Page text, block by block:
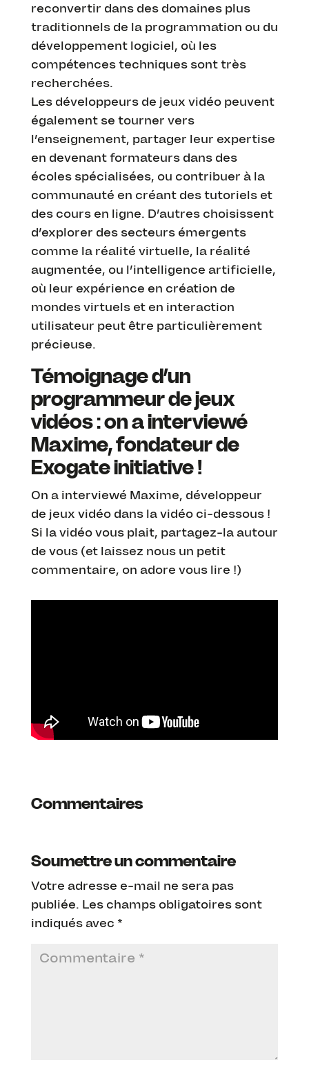
reconvertir dans des domaines plus
traditionnels de la programmation ou du
développement logiciel, où les
compétences techniques sont très
recherchées.
Les développeurs de jeux vidéo peuvent
également se tourner vers
l’enseignement, partager leur expertise
en devenant formateurs dans des
écoles spécialisées, ou contribuer à la
communauté en créant des tutoriels et
des cours en ligne. D’autres choisissent
d’explorer des secteurs émergents
comme la réalité virtuelle, la réalité
augmentée, ou l’intelligence artificielle,
où leur expérience en création de
mondes virtuels et en interaction
utilisateur peut être particulièrement
précieuse.
Témoignage d’un
programmeur de jeux
vidéos : on a interviewé
Maxime, fondateur de
Exogate initiative !
On a interviewé Maxime, développeur
de jeux vidéo dans la vidéo ci-dessous !
Si la vidéo vous plait, partagez-la autour
de vous (et laissez nous un petit
commentaire, on adore vous lire !)
Commentaires
Soumettre un commentaire
Votre adresse e-mail ne sera pas
publiée. Les champs obligatoires sont
indiqués avec *